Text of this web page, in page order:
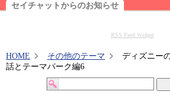
セイチャットからのお知らせ
RSS Feed Widget
HOME その他のテーマ
ディズニ
話とテーマパーク編6